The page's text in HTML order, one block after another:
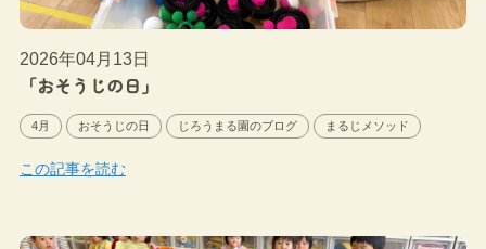
2026年04月13日
「おそうじの日」
4月 おそうじの日 じろうまる園のブログ まるじメソッド
この記事を読む